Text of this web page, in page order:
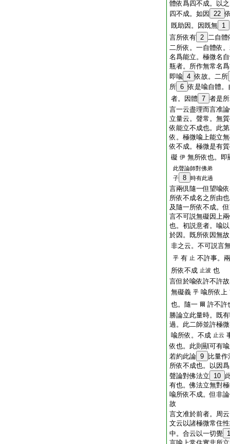
體依爲四不成。以
四不成。如因
22
既助因。因既無 1
言所依有 2 二自體
二所依。一自體依
名爲能立。極微名
瓶者。所作無常名
即喩 4 依故。二所
所 6 依是喩自體。
者。因體 7 者是
言一云盡理而言准
立量云。聲常。無
依能立不成也。此
依。極微喩上能立
依不成。極微是有
礙 伊 無所依也。即
此聲論師對佛弟
子
8 時有此過
言兩倶隨一但望喩
所依不成名之所由
及隨一所依不成。
言不可説無礙因上
也。初説意者。喩
於因。既所依因無
非之云。不可説言
乎 有 止 不許事。
所依不成 止波 也
言但於喩依許不許
無礙義 乎 喩所依上
也。隨一 爾 許不許
勝論立此量時。既
過。此二師並許極
喩所依。不成 止云
依也。此則顯可有
若約此論 9
比量
所依不成也。以因
聲論對佛法立
10
有也。佛法立無對
喩所依不成。但非
故
言文准於前者。周
文云以諸極微常住
中。合云以一切覺